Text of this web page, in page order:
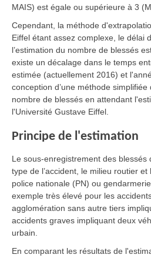
MAIS) est égale ou supérieure à 3
Cependant, la méthode
Eiffel étant assez complexe, le délai
l’estimation du nombre de blessés
existe un décalage dans le temps
estimée (actuellement 2016) et
conception d’une méthode simplifiée
nombre de blessés en attendant
l'Université Gustave Eiffel.
Principe de l'estimation
Le sous-enregistrement des blessés
type de l’accident, le milieu routier et
police nationale (PN) ou
exemple très élevé pour les
agglomération sans autre tiers
accidents graves impliquant deux
urbain.
En comparant les résultats de